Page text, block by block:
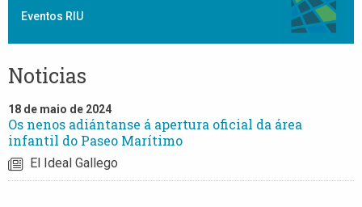
Eventos RIU
Noticias
18 de maio de 2024
Os nenos adiántanse á apertura oficial da área
infantil do Paseo Marítimo
El Ideal Gallego